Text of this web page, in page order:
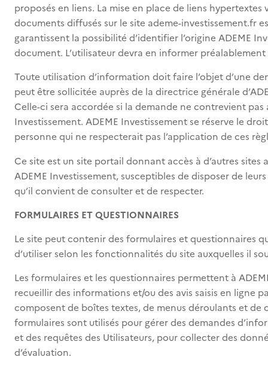
proposés en liens. La mise en place de liens hypertextes
documents diffusés sur le site ademe-investissement.fr
garantissent la possibilité d’identifier l’origine ADEME
document. L’utilisateur devra en informer préalablement
Toute utilisation d’information doit faire l’objet d’une
peut être sollicitée auprès de la directrice générale
Celle-ci sera accordée si la demande ne contrevient pas
Investissement. ADEME Investissement se réserve le
personne qui ne respecterait pas l’application de ces
Ce site est un site portail donnant accès à d’autres
ADEME Investissement, susceptibles de disposer de
qu’il convient de consulter et de respecter.
FORMULAIRES ET QUESTIONNAIRES
Le site peut contenir des formulaires et questionnaires
d’utiliser selon les fonctionnalités du site auxquelles il
Les formulaires et les questionnaires permettent à
recueillir des informations et/ou des avis saisis en ligne
composent de boîtes textes, de menus déroulants et de
formulaires sont utilisés pour gérer des demandes
et des requêtes des Utilisateurs, pour collecter des
d’évaluation.